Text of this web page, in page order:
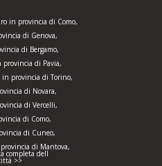
in provincia di Como,
di Genova,
di Bergamo,
provincia di Pavia,
in provincia di Torino,
di Novara,
di Vercelli,
di Como,
di Cuneo,
provincia di Mantova,
completa dell
>>